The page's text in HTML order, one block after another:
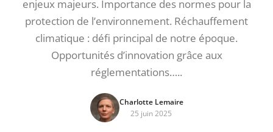
enjeux majeurs. Importance des normes pour la
protection de l’environnement. Réchauffement
climatique : défi principal de notre époque.
Opportunités d’innovation grâce aux
réglementations…..
Charlotte Lemaire
25 juin 2025